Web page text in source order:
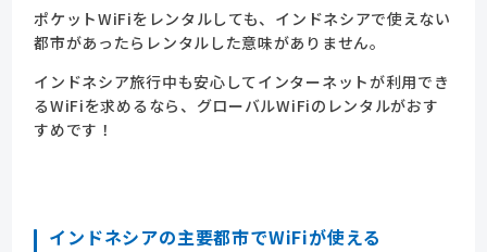
ポケットWiFiをレンタルしても、インドネシアで使えない
都市があったらレンタルした意味がありません。
インドネシア旅行中も安心してインターネットが利用でき
るWiFiを求めるなら、グローバルWiFiのレンタルがおす
すめです！
インドネシアの主要都市でWiFiが使える